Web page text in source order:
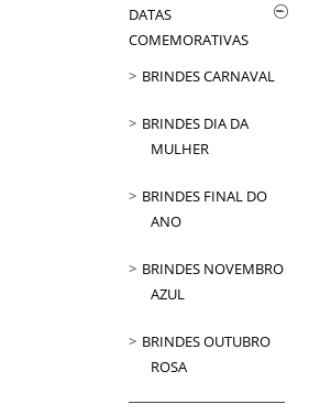
DATAS
COMEMORATIVAS
BRINDES CARNAVAL
BRINDES DIA DA
MULHER
BRINDES FINAL DO
ANO
BRINDES NOVEMBRO
AZUL
BRINDES OUTUBRO
ROSA